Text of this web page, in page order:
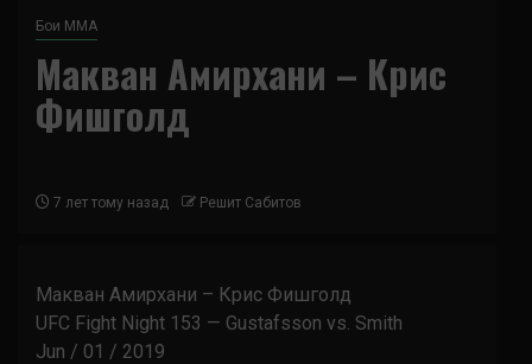
Бои ММА
Макван Амирхани – Крис
Фишголд
7 лет тому назад Решит Сабитов
Макван Амирхани – Крис Фишголд
UFC Fight Night 153 — Gustafsson vs. Smith
Jun / 01 / 2019